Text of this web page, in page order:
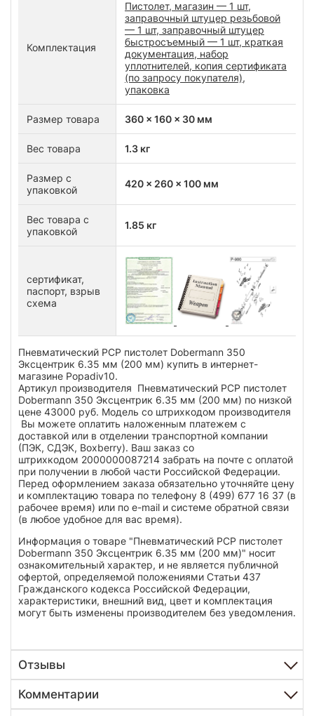
Комплектация
Пистолет, магазин — 1 шт,
заправочный штуцер резьбовой
— 1 шт, заправочный штуцер
быстросъемный — 1 шт, краткая
документация, набор
уплотнителей, копия сертификата
(по запросу покупателя),
упаковка
Размер товара 360 x 160 x 30 мм
Вес товара 1.3 кг
Размер с
упаковкой
420 x 260 x 100 мм
Вес товара с
упаковкой
1.85 кг
сертификат,
паспорт, взрыв
схема
Пневматический PCP пистолет Dobermann 350
Эксцентрик 6.35 мм (200 мм) купить в интернет-
магазине Popadiv10.
Артикул производителя Пневматический PCP пистолет
Dobermann 350 Эксцентрик 6.35 мм (200 мм) по низкой
цене 43000 руб. Модель со штрихкодом производителя
Вы можете оплатить наложенным платежем с
доставкой или в отделении транспортной компании
(ПЭК, СДЭК, Boxberry). Ваш заказ со
штрихкодом 2000000087214 забрать на почте с оплатой
при получении в любой части Российской Федерации.
Перед оформлением заказа обязательно уточняйте цену
и комплектацию товара по телефону 8 (499) 677 16 37 (в
рабочее время) или по e-mail и системе обратной связи
(в любое удобное для вас время).
Информация о товаре "Пневматический PCP пистолет
Dobermann 350 Эксцентрик 6.35 мм (200 мм)" носит
ознакомительный характер, и не является публичной
офертой, определяемой положениями Статьи 437
Гражданского кодекса Российской Федерации,
характеристики, внешний вид, цвет и комплектация
могут быть изменены производителем без уведомления.
Отзывы
Комментарии